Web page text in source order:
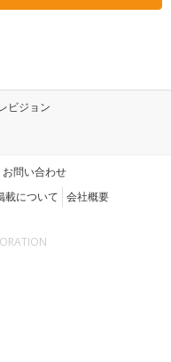
ビジョン
お問い合わせ
載について 会社概要